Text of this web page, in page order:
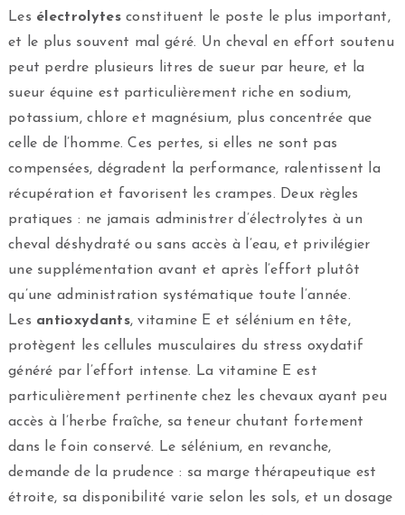
Les électrolytesconstituent le poste le plus important,
et le plus souvent mal géré. Un cheval en effort soutenu
peut perdre plusieurs litres de sueur par heure, et la
sueur équine est particulièrement riche en sodium,
potassium, chlore et magnésium, plus concentrée que
celle de l’homme. Ces pertes, si elles ne sont pas
compensées, dégradent la performance, ralentissent la
récupération et favorisent les crampes. Deux règles
pratiques : ne jamais administrer d’électrolytes à un
cheval déshydraté ou sans accès à l’eau, et privilégier
une supplémentation avant et après l’effort plutôt
qu’une administration systématique toute l’année.
Les antioxydants, vitamine E et sélénium en tête,
protègent les cellules musculaires du stress oxydatif
généré par l’effort intense. La vitamine E est
particulièrement pertinente chez les chevaux ayant peu
accès à l’herbe fraîche, sa teneur chutant fortement
dans le foin conservé. Le sélénium, en revanche,
demande de la prudence : sa marge thérapeutique est
étroite, sa disponibilité varie selon les sols, et un dosage